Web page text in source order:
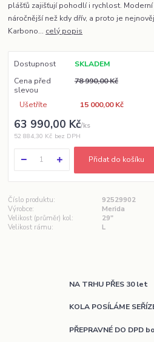
plášťů zajišťují pohodlí i rychlost.
náročnější než kdy dřív, a proto je
Karbono... celý popis
Dostupnost
SKLADEM
Cena před
slevou
78 990,00 Kč
Ušetříte 15 000,00 Kč
63 990,00 Kč/ks
52 884,30 Kč bez DPH
Přidat do košíku
Číslo produktu:
92529902
Výrobce:
Merida
Velikost (průměr) kol:
29"
Velikost rámu:
L
NA TRHU PŘES 30 let
KOLA POSÍLÁME
PŘEPRAVNÉ DO DPD